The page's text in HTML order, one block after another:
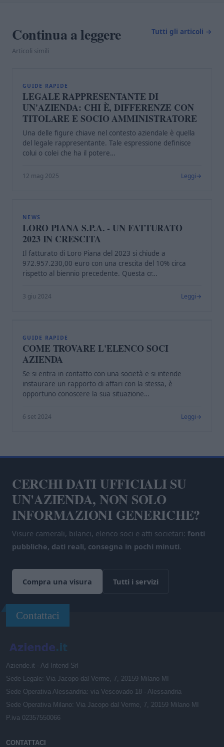
Continua a leggere
Articoli simili
Tutti gli articoli →
GUIDE RAPIDE
LEGALE RAPPRESENTANTE DI
UN'AZIENDA: CHI È, DIFFERENZE CON
TITOLARE E SOCIO AMMINISTRATORE
Una delle figure chiave nel contesto aziendale è quella
del legale rappresentante. Tale espressione definisce
colui o colei che ha il potere…
12 mag 2025 Leggi
NEWS
LORO PIANA S.P.A. - UN FATTURATO
2023 IN CRESCITA
Il fatturato di Loro Piana del 2023 si chiude a
972.957.230,00 euro con una crescita del 10% circa
rispetto al biennio precedente. Questa cr…
3 giu 2024 Leggi
GUIDE RAPIDE
COME TROVARE L'ELENCO SOCI
AZIENDA
Se si entra in contatto con una società e si intende
instaurare un rapporto di affari con la stessa, è
opportuno conoscere la sua situazione…
6 set 2024 Leggi
CERCHI DATI UFFICIALI SU
UN'AZIENDA, NON SOLO
INFORMAZIONI GENERICHE?
Visure camerali, bilanci, elenco soci e atti societari: fonti
pubbliche, dati reali, consegna in pochi minuti.
Compra una visura Tutti i servizi
Contattaci
Aziende.it - Ad Intend Srl
Sede Legale: Via Jacopo dal Verme, 7, 20159 Milano MI
Sede Operativa Alessandria: via Vescovado 18 - Alessandria
Sede Operativa Milano: Via Jacopo dal Verme, 7, 20159 Milano MI
P.iva 02357550066
CONTATTACI